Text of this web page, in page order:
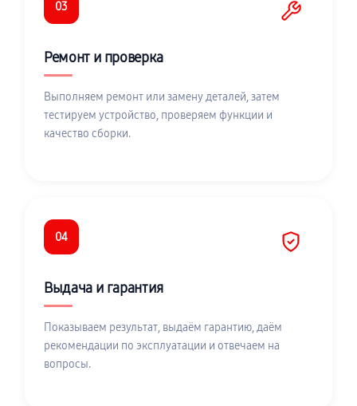
03
Ремонт и проверка
Выполняем ремонт или замену деталей, затем
тестируем устройство, проверяем функции и
качество сборки.
04
Выдача и гарантия
Показываем результат, выдаём гарантию, даём
рекомендации по эксплуатации и отвечаем на
вопросы.